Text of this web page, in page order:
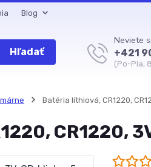
Blog
Hľadať
Neviete
+421
(Po-Pia,
Batéria líthiová, CR1220,
CR1220,